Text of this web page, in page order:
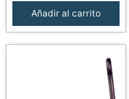
Añadir al carrito